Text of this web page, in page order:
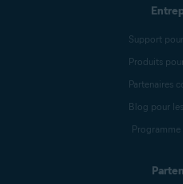
Support
Produits
Partenaires
Blog pour
Programme